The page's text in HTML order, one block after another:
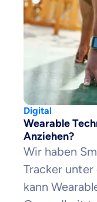
Digital
Wearable
Anziehen?
Wir haben
Tracker unter
kann